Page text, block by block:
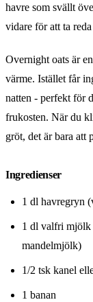
havre som svällt
vidare för att ta
Overnight oats är
värme. Istället får
natten - perfekt för
frukosten. När du
gröt, det är bara att
Ingredienser
1 dl havregryn
1 dl valfri mjölk
mandelmjölk)
1/2 tsk kanel
1 banan